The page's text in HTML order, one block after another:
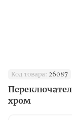
Код товара: 26087
хром